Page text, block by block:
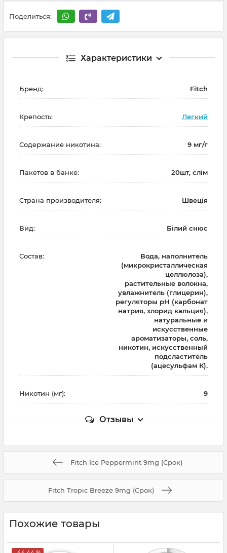
Поделиться:
Характеристики
Бренд: Fitch
Крепость: Легкий
Содержание никотина: 9 мг/г
Пакетов в банке: 20шт, слім
Страна производителя: Швеція
Вид: Білий снюс
Состав:
Вода, наполнитель
(микрокристаллическая
целлюлоза),
растительные волокна,
увлажнитель (глицерин),
регуляторы pH (карбонат
натрия, хлорид кальция),
натуральные и
искусственные
ароматизаторы, соль,
никотин, искусственный
подсластитель
(ацесульфам К).
Никотин (мг): 9
Отзывы
Fitch Ice Peppermint 9mg (Срок)
Fitch Tropic Breeze 9mg (Срок)
Похожие товары